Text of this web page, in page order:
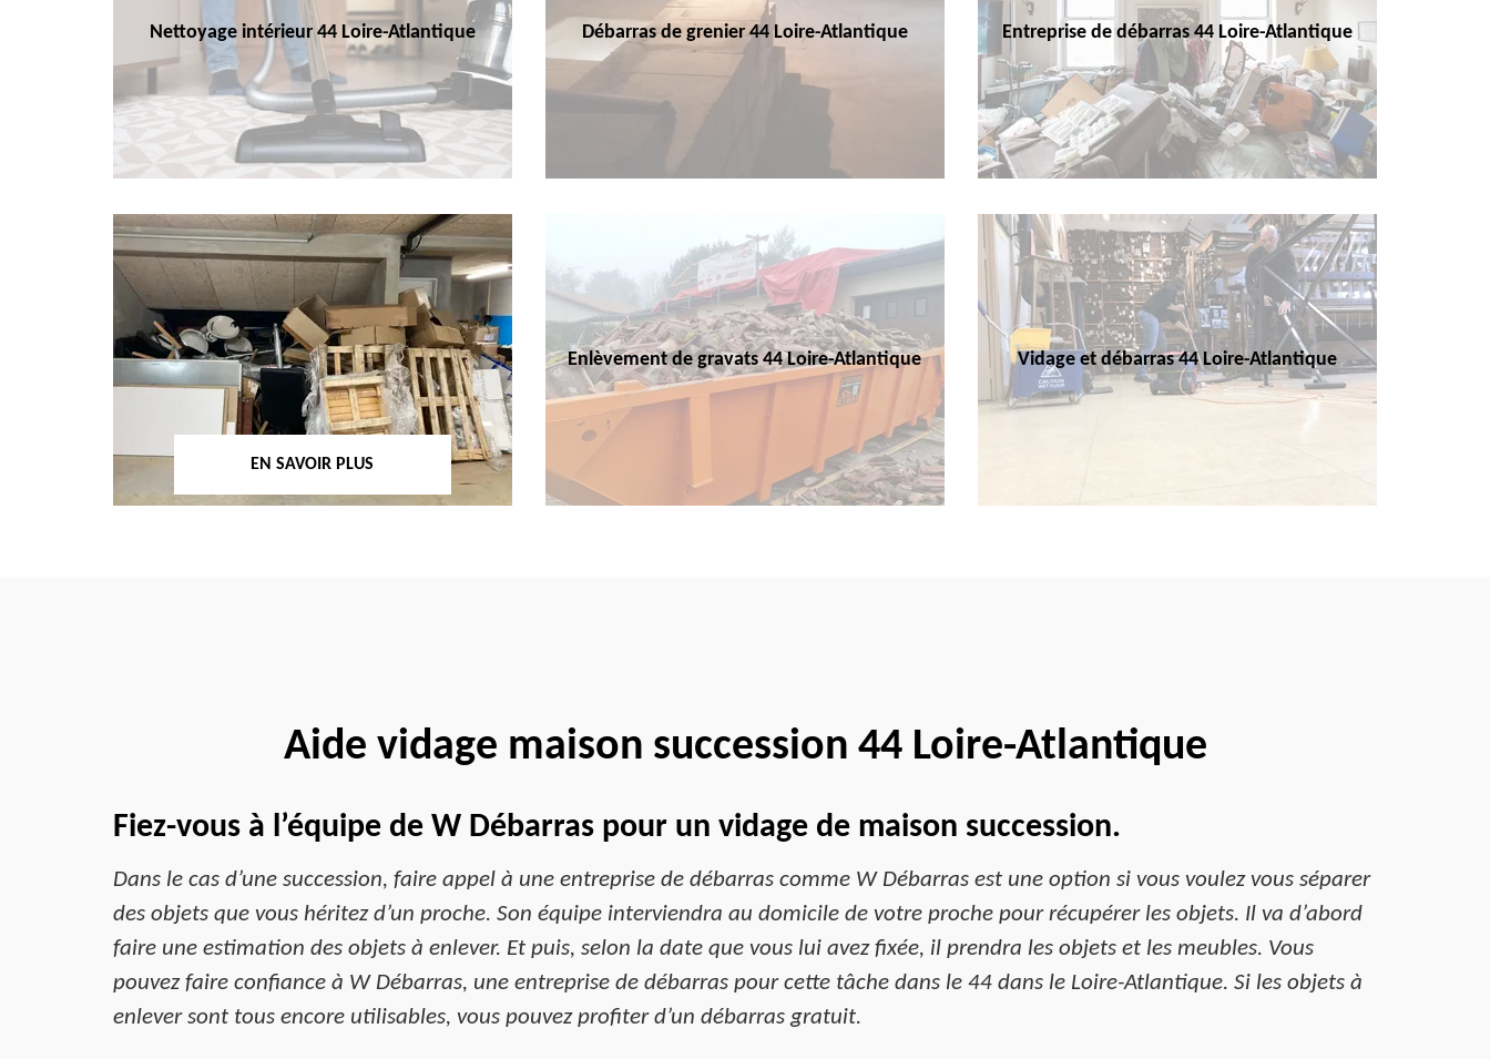
Nettoyage intérieur 44 Loire-Atlantique Débarras de grenier 44 Loire-Atlantique Entreprise de débarras 44 Loire-Atlantique
EN SAVOIR PLUS
Enlèvement de gravats 44 Loire-Atlantique Vidage et débarras 44 Loire-Atlantique
Aide vidage maison succession 44 Loire-Atlantique
Fiez-vous à l’équipe de W Débarras pour un vidage de maison succession.
Dans le cas d’une succession, faire appel à une entreprise de débarras comme W Débarras est une option si vous voulez vous séparer
des objets que vous héritez d’un proche. Son équipe interviendra au domicile de votre proche pour récupérer les objets. Il va d’abord
faire une estimation des objets à enlever. Et puis, selon la date que vous lui avez fixée, il prendra les objets et les meubles. Vous
pouvez faire confiance à W Débarras, une entreprise de débarras pour cette tâche dans le 44 dans le Loire-Atlantique. Si les objets à
enlever sont tous encore utilisables, vous pouvez profiter d’un débarras gratuit.